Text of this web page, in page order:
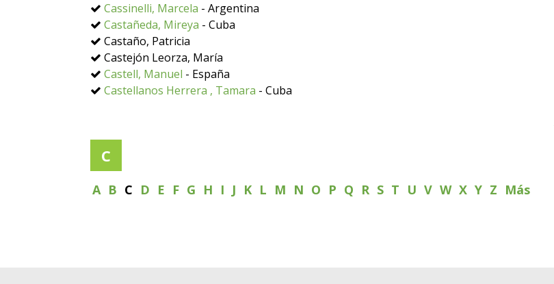
Cassinelli, Marcela - Argentina
Castañeda, Mireya - Cuba
Castaño, Patricia
Castejón Leorza, María
Castell, Manuel - España
Castellanos Herrera , Tamara - Cuba
C
A B C D E F G H I J K L M N O P Q R S T U V W X Y Z Más